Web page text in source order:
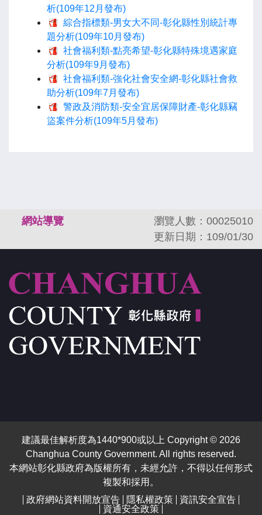
析(109年12月發布)
綜合指標類-男女大不同-彰化縣性別統計專
題分析(109年10月發布)
社會福利類-點亮希望-彰化縣特殊境遇家庭
分析(109年9月發布)
社會福利類-強化社會安全網-彰化縣社會救
助分析(109年7月發布)
警政及消防類-安全宜居保障財產-彰化縣竊
盜案件分析(109年5月發布)
網站導覽
瀏覽人數：00025010
更新日期：109/01/30
建議最佳解析度為1440*900或以上 Copyright © 2026
Changhua County Government. All rights reserved.
本網站彰化縣政府為版權所有，未經允許，不得以任何形式
複製和採用。
政府網站資料開放宣告
隱私權政策
資訊安全宣告
資通安全政策